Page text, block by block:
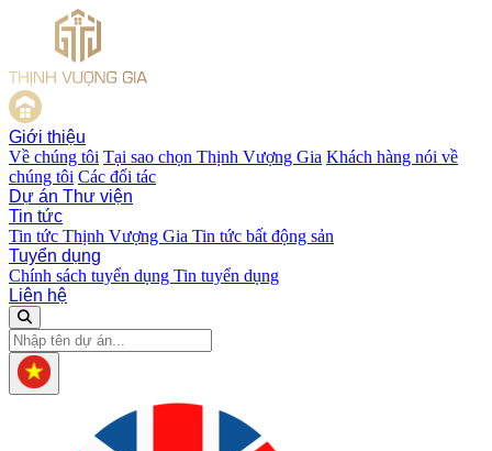
Giới thiệu
Về chúng tôi Tại sao chọn Thịnh Vượng Gia Khách hàng nói về
chúng tôi Các đối tác
Dự án Thư viện
Tin tức
Tin tức Thịnh Vượng Gia Tin tức bất động sản
Tuyển dụng
Chính sách tuyển dụng Tin tuyển dụng
Liên hệ